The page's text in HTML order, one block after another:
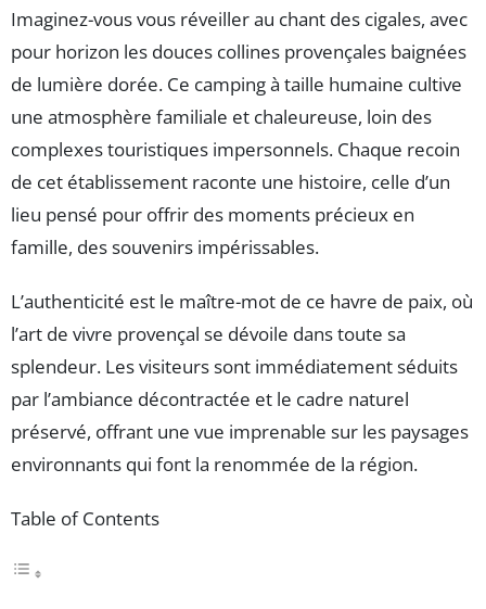
Imaginez-vous vous réveiller au chant des cigales, avec
pour horizon les douces collines provençales baignées
de lumière dorée. Ce camping à taille humaine cultive
une atmosphère familiale et chaleureuse, loin des
complexes touristiques impersonnels. Chaque recoin
de cet établissement raconte une histoire, celle d’un
lieu pensé pour offrir des moments précieux en
famille, des souvenirs impérissables.
L’authenticité est le maître-mot de ce havre de paix, où
l’art de vivre provençal se dévoile dans toute sa
splendeur. Les visiteurs sont immédiatement séduits
par l’ambiance décontractée et le cadre naturel
préservé, offrant une vue imprenable sur les paysages
environnants qui font la renommée de la région.
Table of Contents